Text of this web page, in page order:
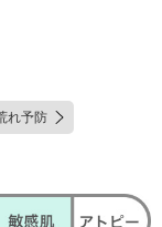
肪酸エステル、セト
ィトステロール、ベ
ン酸ポリエチレング
ルポリシロキサン、
ノール、メチルパラ
れ予防